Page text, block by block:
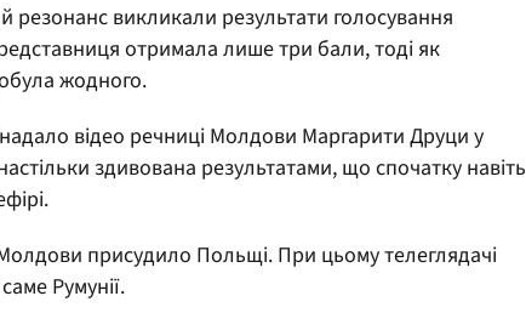
резонанс викликали результати голосування
отримала лише три бали, тоді як
жодного.
відео речниці Молдови Маргарити Друци у
здивована результатами, що спочатку навіть
присудило Польщі. При цьому телеглядачі
Румунії.